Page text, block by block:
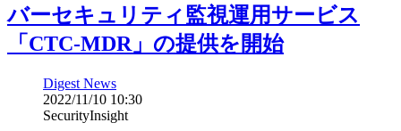
バーセキュリティ監視運用サービス
「CTC-MDR」の提供を開始
Digest News
2022/11/10 10:30
SecurityInsight